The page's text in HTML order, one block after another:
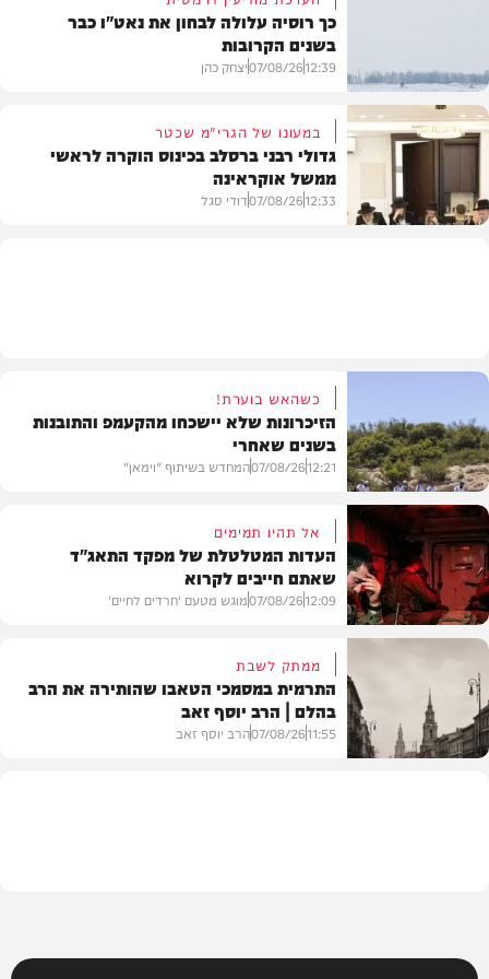
כך רוסיה עלולה לבחון את נאט"ו כבר
בשנים הקרובות
12:39
07/08/26יצחק כהן
במעונו של הגרי"מ שכטר
גדולי רבני ברסלב בכינוס הוקרה לראשי
ממשל אוקראינה
12:33
07/08/26דודי סגל
וידאו
כשהאש בוערת!
הזיכרונות שלא יישכחו מהקעמפ והתובנות
בשנים שאחרי
12:21
07/08/26המחדש בשיתוף "וימאן"
דעות
אל תהיו תמימים
העדות המטלטלת של מפקד התאג"ד
שאתם חייבים לקרוא
12:09
07/08/26מוגש מטעם 'חרדים לחיים'
ממתק לשבת
התרמית במסמכי הטאבו שהותירה את הרב
בהלם | הרב יוסף זאב
11:55
07/08/26הרב יוסף זאב